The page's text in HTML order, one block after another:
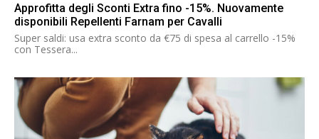
Approfitta degli Sconti Extra fino -15%. Nuovamente
disponibili Repellenti Farnam per Cavalli
Super saldi: usa extra sconto da €75 di spesa al carrello -15%
con Tessera...